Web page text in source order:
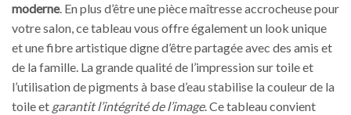
moderne. En plus d’être une pièce maîtresse accrocheuse pour
votre salon, ce tableau vous offre également un look unique
et une fibre artistique digne d’être partagée avec des amis et
de la famille. La grande qualité de l’impression sur toile et
l’utilisation de pigments à base d’eau stabilise la couleur de la
toile et garantit l’intégrité de l’image. Ce tableau convient